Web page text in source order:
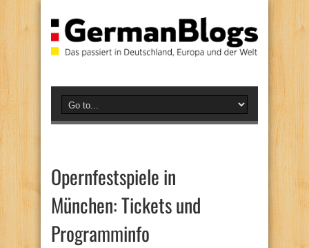
Opernfestspiele in
München: Tickets und
Programminfo